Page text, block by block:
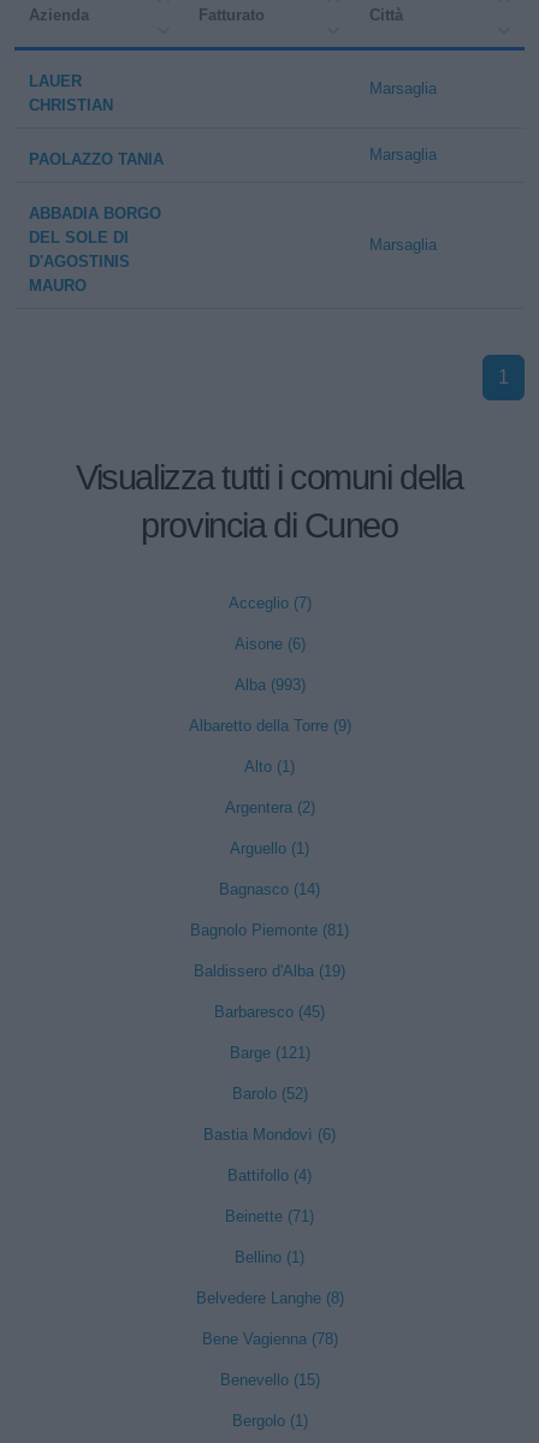
Azienda Fatturato Città
LAUER
CHRISTIAN
Marsaglia
PAOLAZZO TANIA Marsaglia
ABBADIA BORGO
DEL SOLE DI
D'AGOSTINIS
MAURO
Marsaglia
1
Visualizza tutti i comuni della
provincia di Cuneo
Acceglio (7)
Aisone (6)
Alba (993)
Albaretto della Torre (9)
Alto (1)
Argentera (2)
Arguello (1)
Bagnasco (14)
Bagnolo Piemonte (81)
Baldissero d'Alba (19)
Barbaresco (45)
Barge (121)
Barolo (52)
Bastia Mondovì (6)
Battifollo (4)
Beinette (71)
Bellino (1)
Belvedere Langhe (8)
Bene Vagienna (78)
Benevello (15)
Bergolo (1)